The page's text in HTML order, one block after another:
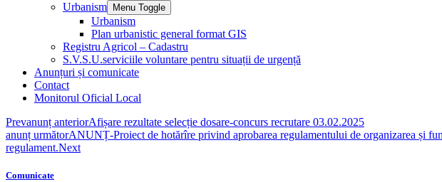
Urbanism
Menu Toggle
Urbanism
Plan urbanistic general format GIS
Registru Agricol – Cadastru
S.V.S.U.serviciile voluntare pentru situații de urgență
Anunțuri și comunicate
Contact
Monitorul Oficial Local
Prevanunț anteriorAfișare rezultate selecție dosare-concurs recrutare 03.02.2025
anunț următorANUNȚ-Proiect de hotărîre privind aprobarea regulamentului de organizarea și
regulament.Next
Comunicate